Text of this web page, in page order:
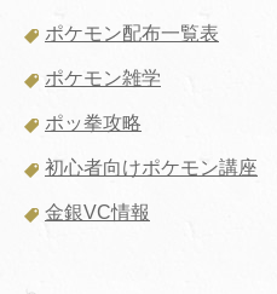
ポケモン配布一覧表
ポケモン雑学
ポッ拳攻略
初心者向けポケモン講座
金銀VC情報